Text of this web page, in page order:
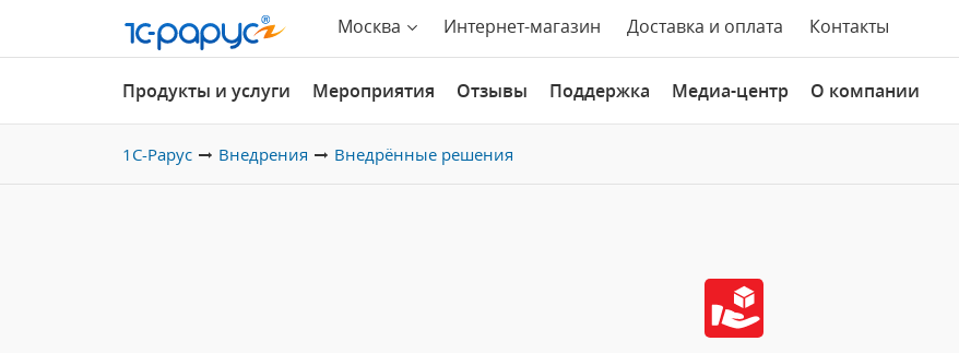
Москва Интернет-магазин Доставка и оплата Контакты
Продукты и услуги Мероприятия Отзывы Поддержка Медиа-центр О компании
1С-Рарус Внедрения Внедрённые решения